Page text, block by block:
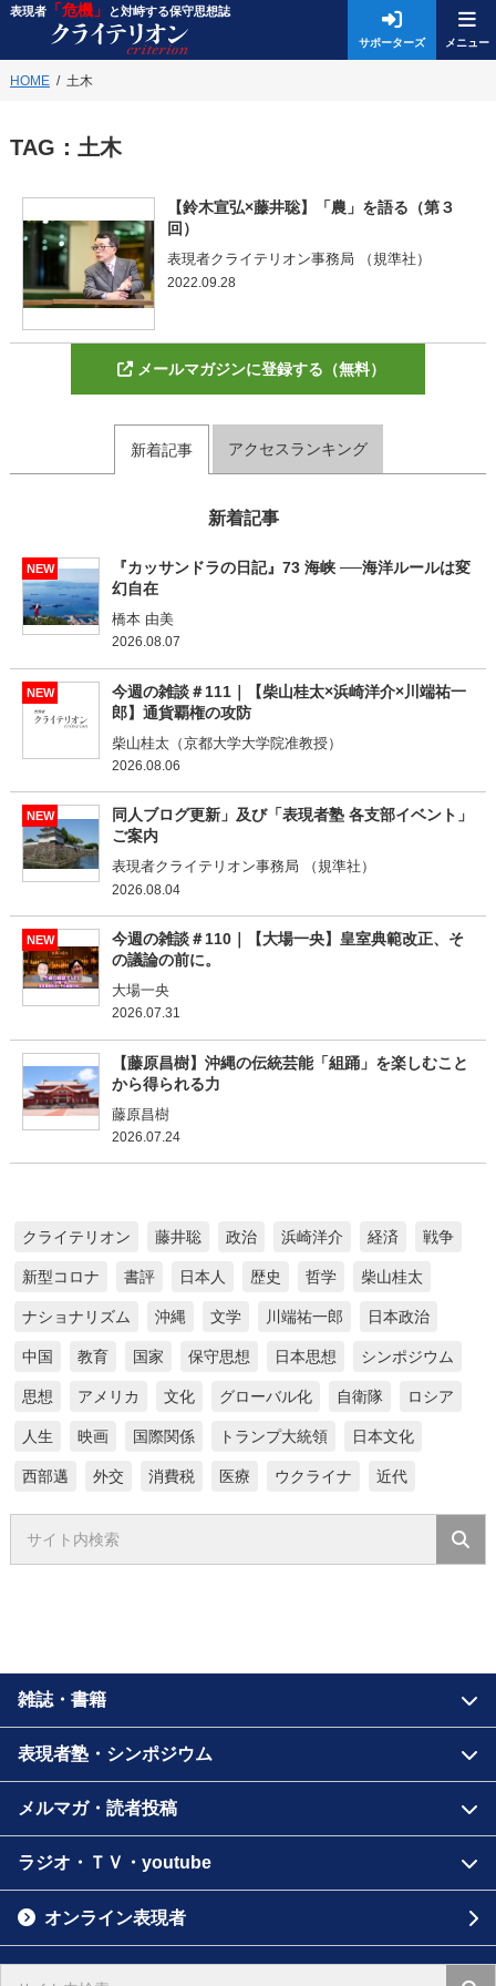
表現者「危機」 と対峙する保守思想誌
サポーターズ
HOME 土木
TAG： 土木
【鈴木宣弘×藤井聡】「農」を語る（第３
回）
表現者クライテリオン事務局 （規準社）
2022.09.28
メールマガジンに登録する（無料）
新着記事 アクセスランキング
新着記事
NEW
『カッサンドラの日記』73 海峡 ──海洋ルールは変
幻自在
橋本 由美
2026.08.07
NEW
今週の雑談＃111｜【柴山桂太×浜崎洋介×川端祐一
郎】通貨覇権の攻防
柴山桂太（京都大学大学院准教授）
2026.08.06
NEW
同人ブログ更新」及び「表現者塾 各支部イベント」
ご案内
表現者クライテリオン事務局 （規準社）
2026.08.04
NEW
今週の雑談＃110｜【大場一央】皇室典範改正、そ
の議論の前に。
大場一央
2026.07.31
【藤原昌樹】沖縄の伝統芸能「組踊」を楽しむこと
から得られる力
藤原昌樹
2026.07.24
クライテリオン 藤井聡 政治 浜崎洋介 経済 戦争
新型コロナ 書評 日本人 歴史 哲学 柴山桂太
ナショナリズム 沖縄 文学 川端祐一郎 日本政治
中国 教育 国家 保守思想 日本思想 シンポジウム
思想 アメリカ 文化 グローバル化 自衛隊 ロシア
人生 映画 国際関係 トランプ大統領 日本文化
西部邁 外交 消費税 医療 ウクライナ 近代
雑誌・書籍
表現者塾・シンポジウム
メルマガ・読者投稿
ラジオ・ＴＶ・youtube
オンライン表現者